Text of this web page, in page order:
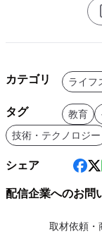
カテゴリ ライフ
タグ 教育
技術・テクノロジー
シェア
配信企業へのお問
取材依頼・